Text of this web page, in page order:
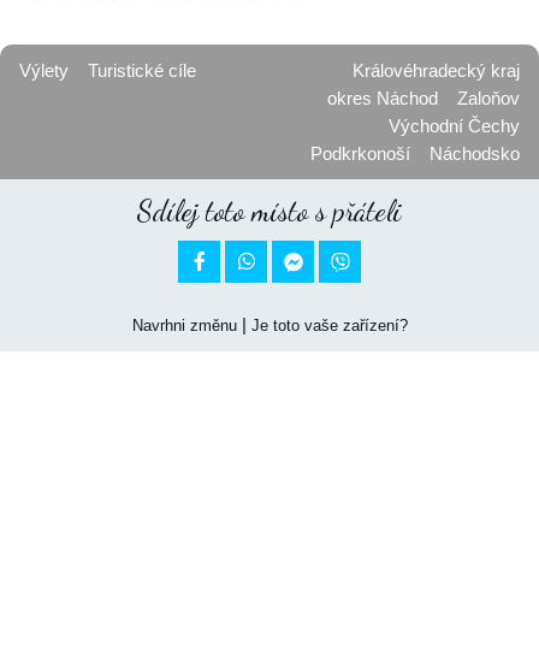
Výlety Turistické cíle
Královéhradecký kraj
okres Náchod
Zaloňov
Východní Čechy
Podkrkonoší
Náchodsko
Sdílej toto místo s přáteli
 
Navrhni změnu| Je toto vaše zařízení?